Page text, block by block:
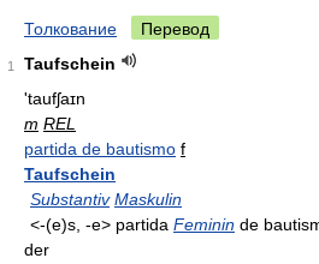
Толкование Перевод
1
Taufschein
'taufʃaɪn
m REL
partida de bautismo f
Taufschein
Substantiv Maskulin
<-(e)s, -e> partida Feminin de
der